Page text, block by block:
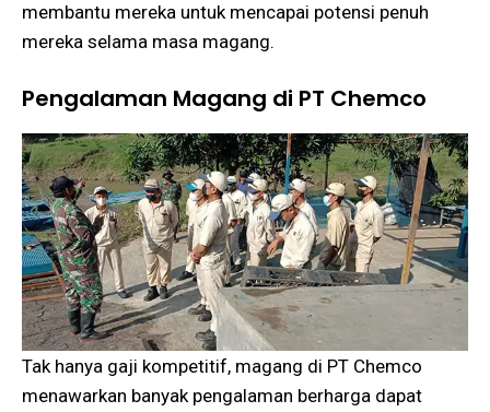
membantu mereka untuk mencapai potensi penuh
mereka selama masa magang.
Pengalaman Magang di PT Chemco
Tak hanya gaji kompetitif, magang di PT Chemco
menawarkan banyak pengalaman berharga dapat